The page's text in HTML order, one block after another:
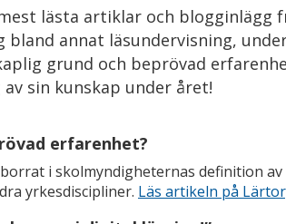
lästa artiklar och blogginlägg
annat läsundervisning,
grund och beprövad
sin kunskap under året!
erfarenhet?
i skolmyndigheternas definition
yrkesdiscipliner. Läs artikeln på